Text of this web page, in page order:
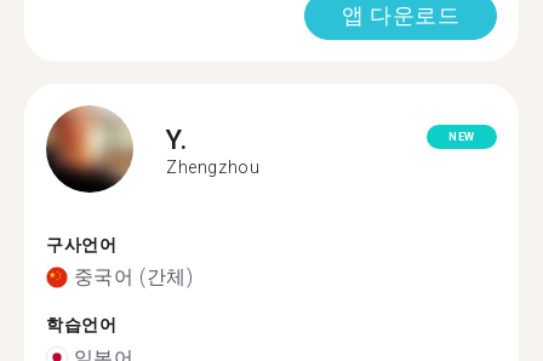
앱 다운로드
Y.
Zhengzhou
NEW
구사언어
중국어 (간체)
학습언어